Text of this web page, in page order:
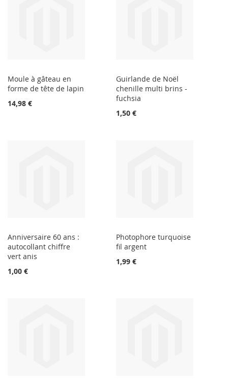
Moule à gâteau en
forme de tête de lapin
14,98 €
Guirlande de Noël
chenille multi brins -
fuchsia
1,50 €
Anniversaire 60 ans :
autocollant chiffre
vert anis
1,00 €
Photophore turquoise
fil argent
1,99 €